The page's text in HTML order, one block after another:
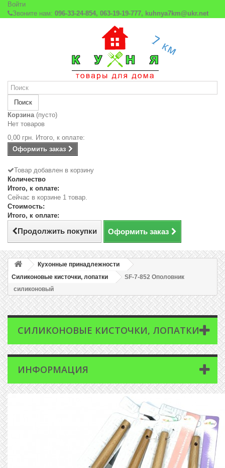
Войти
Звоните нам: 096-33-24-854, 063-19-19-777, kuhnya7km@ukr.net
Поиск
Корзина (пусто)
Нет товаров
0,00 грн. Итого, к оплате:
Оформить заказ
Товар добавлен в корзину
Количество
Итого, к оплате:
Сейчас в корзине 1 товар.
Стоимость:
Итого, к оплате:
Продолжить покупки Оформить заказ
Кухонные принадлежности
Силиконовые кисточки, лопатки
SF-7-852 Ополовник
силиконовый
СИЛИКОНОВЫЕ КИСТОЧКИ, ЛОПАТКИ
ИНФОРМАЦИЯ